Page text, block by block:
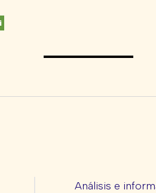
Análisis e